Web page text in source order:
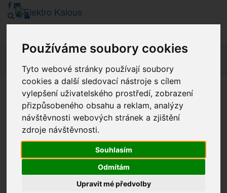
Používáme soubory cookies
Tyto webové stránky používají soubory
cookies a další sledovací nástroje s cílem
vylepšení uživatelského prostředí, zobrazení
přizpůsobeného obsahu a reklam, analýzy
návštěvnosti webových stránek a zjištění
zdroje návštěvnosti.
Souhlasím
Odmítám
Upravit mé předvolby
Vážení zákazníci, v tuto chvíli je Náš internetový obchod v
režimu Katalogu. Objednávky on-line nyní nelze vyřídit.
Děkujeme za pochopení.
Výprodej